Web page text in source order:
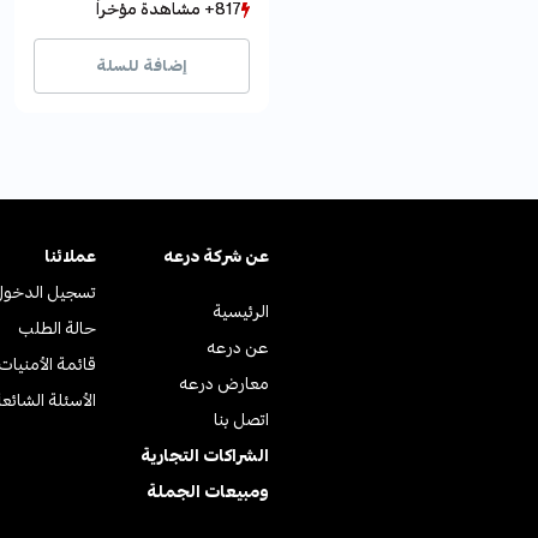
817+ مشاهدة مؤخراً
351+ بيع مؤخراً
817+ مشاهدة مؤخراً
351+ بيع مؤخراً
إضافة للسلة
الرئيسية
عن درعه
معارض درعه
اتصل بنا
عن ﺷﺮﻛﺔ درﻋﻪ
الشراكات التجارية
ومبيعات الجملة
تسجيل
حالة الطلب
قائمة الأمنيات
الأسئلة
عملائنا